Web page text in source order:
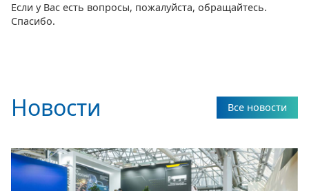
Если у Вас есть вопросы, пожалуйста, обращайтесь.
Спасибо.
Новости Все новости